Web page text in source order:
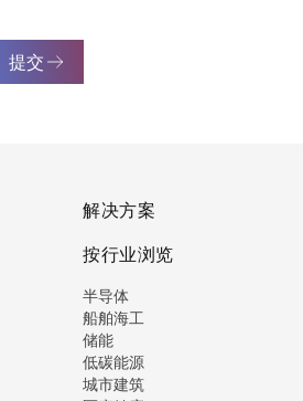
提交
解决方案
按行业浏览
半导体
船舶海工
储能
低碳能源
城市建筑